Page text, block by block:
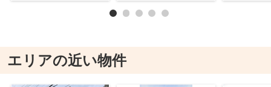
エリアの近い物件